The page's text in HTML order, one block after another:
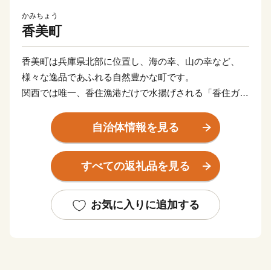
かみちょう
香美町
香美町は兵庫県北部に位置し、海の幸、山の幸など、
様々な逸品であふれる自然豊かな町です。
関西では唯一、香住漁港だけで水揚げされる「香住ガニ
全国のブランド牛の素牛である銘牛「但馬牛」など、四
季を通してＡ級食材を楽しむことができます。
香美町の特産品を「ふるさと納税」を通してお楽しみく
ださい。
■返礼品の発送について
自治体情報を見る
すべての返礼品を見る
お気に入りに追加する